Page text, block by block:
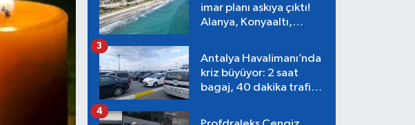
imar planı askıya çıktı!
Alanya, Konyaaltı,
Antalya Havalimanı’nda
kriz büyüyor: 2 saat
bagaj, 40 dakika trafik,
3
4